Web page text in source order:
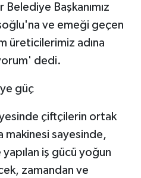
Başkanımız
ve emeği geçen
üreticilerimiz adına
dedi.
güç
çiftçilerin ortak
makinesi sayesinde,
iş gücü yoğun
zamandan ve